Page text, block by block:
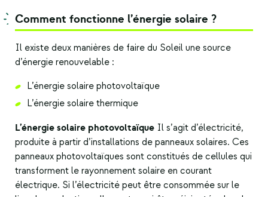
Comment fonctionne l’énergie solaire ?
Il existe deux manières de faire du Soleil une source
d’énergie renouvelable :
L’énergie solaire photovoltaïque
L’énergie solaire thermique
L’énergie solaire photovoltaïque Il s’agit d’électricité,
produite à partir d’installations de panneaux solaires. Ces
panneaux photovoltaïques sont constitués de cellules qui
transforment le rayonnement solaire en courant
électrique. Si l’électricité peut être consommée sur le